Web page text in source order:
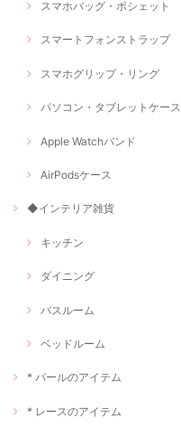
スマホバッグ・ポシェット
スマートフォンストラップ
スマホグリップ・リング
パソコン・タブレットケース
Apple Watchバンド
AirPodsケース
◆インテリア雑貨
キッチン
ダイニング
バスルーム
ベッドルーム
* パールのアイテム
* レースのアイテム